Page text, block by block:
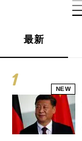
最新
NEW